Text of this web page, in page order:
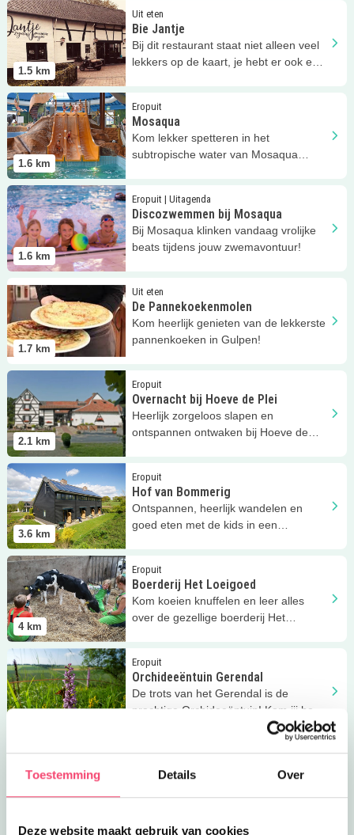
Toestemming Details Over
Deze website maakt gebruik van cookies
1.5 km
Uit eten
Bie Jantje
Bij dit restaurant staat niet alleen veel
lekkers op de kaart, je hebt er ook een
Lees meer Bie Jantje
1.6 km
Eropuit
Mosaqua
Kom lekker spetteren in het
subtropische water van Mosaqua
Lees meer Mosaqua
1.6 km
Eropuit | Uitagenda
Discozwemmen bij Mosaqua
Bij Mosaqua klinken vandaag vrolijke
beats tijdens jouw zwemavontuur!
Lees meer Discozwemmen bij Mosaqua
1.7 km
Uit eten
De Pannekoekenmolen
Kom heerlijk genieten van de lekkerste
pannenkoeken in Gulpen!
Lees meer De Pannekoekenmolen
2.1 km
Eropuit
Overnacht bij Hoeve de Plei
Heerlijk zorgeloos slapen en
ontspannen ontwaken bij Hoeve de
Lees meer Overnacht bij Hoeve de Plei
3.6 km
Eropuit
Hof van Bommerig
Ontspannen, heerlijk wandelen en
goed eten met de kids in een
Lees meer Hof van Bommerig
4 km
Eropuit
Boerderij Het Loeigoed
Kom koeien knuffelen en leer alles
over de gezellige boerderij Het
Lees meer Boerderij Het Loeigoed
Eropuit
Orchideeëntuin Gerendal
De trots van het Gerendal is de
prachtige Orchideeëntuin! Kom jij hem
Lees meer Orchideeëntuin Gerendal
Eropuit
Recreatieboerderij de Keutenberg
op Geul beleef je samen het echte